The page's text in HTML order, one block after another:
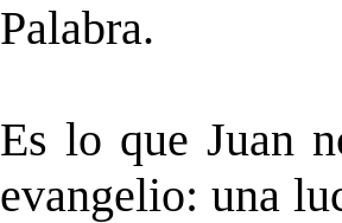
Palabra.
Es lo que Juan
evangelio: una